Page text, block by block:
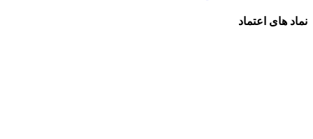
نماد های اعتماد